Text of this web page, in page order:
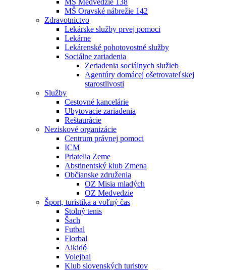
MŠ Medvedzie 138
MŠ Oravské nábrežie 142
Zdravotnictvo
Lekárske služby prvej pomoci
Lekárne
Lekárenské pohotovostné služby
Sociálne zariadenia
Zeriadenia sociálnych služieb
Agentúry domácej ošetrovateľskej
starostlivosti
Služby
Cestovné kancelárie
Ubytovacie zariadenia
Reštaurácie
Neziskové organizácie
Centrum právnej pomoci
ICM
Priatelia Zeme
Abstinentský klub Zmena
Občianske združenia
OZ Misia mladých
OZ Medvedzie
Šport, turistika a voľný čas
Stolný tenis
Šach
Futbal
Florbal
Aikidó
Volejbal
Klub slovenských turistov